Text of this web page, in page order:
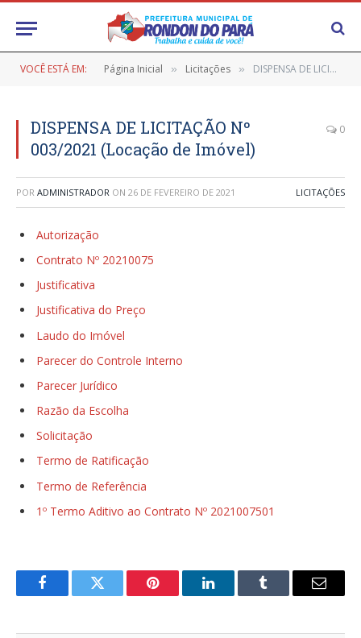
VOCÊ ESTÁ EM: Página Inicial » Licitações » DISPENSA DE LICITAÇÃO Nº 003/2021 (Locação de Imóvel)
DISPENSA DE LICITAÇÃO Nº
003/2021 (Locação de Imóvel)
0
POR ADMINISTRADOR ON 26 DE FEVEREIRO DE 2021 LICITAÇÕES
Autorização
Contrato Nº 20210075
Justificativa
Justificativa do Preço
Laudo do Imóvel
Parecer do Controle Interno
Parecer Jurídico
Razão da Escolha
Solicitação
Termo de Ratificação
Termo de Referência
1º Termo Aditivo ao Contrato Nº 2021007501
FacebookTwitter Pinterest LinkedInTumblr
E-